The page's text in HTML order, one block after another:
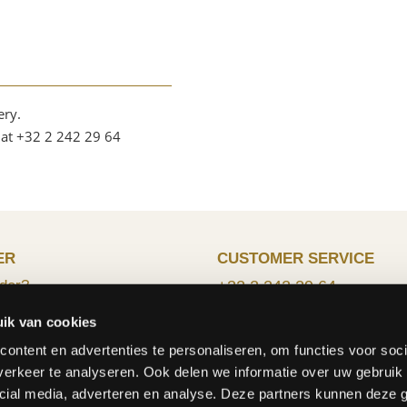
van cookies
en advertenties te personaliseren, om functies voor
te analyseren. Ook delen we informatie over uw
media, adverteren en analyse. Deze partners kunnen deze
+32 2 242 29 64
costs
CUSTOMER SERVICE
+32 2 242 29 64
Monday - Friday : 8:15 -
13:00 - 17:00
Saturday : 9:00 - 12:00